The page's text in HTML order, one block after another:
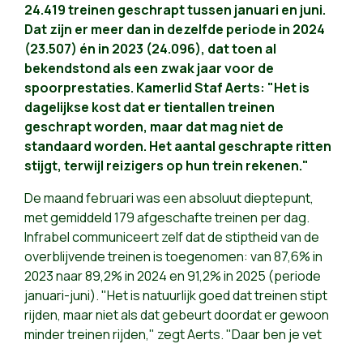
24.419 treinen geschrapt tussen januari en juni.
Dat zijn er meer dan in dezelfde periode in 2024
(23.507) én in 2023 (24.096), dat toen al
bekendstond als een zwak jaar voor de
spoorprestaties. Kamerlid Staf Aerts: "Het is
dagelijkse kost dat er tientallen treinen
geschrapt worden, maar dat mag niet de
standaard worden. Het aantal geschrapte ritten
stijgt, terwijl reizigers op hun trein rekenen."
De maand februari was een absoluut dieptepunt,
met gemiddeld 179 afgeschafte treinen per dag.
Infrabel communiceert zelf dat de stiptheid van de
overblijvende treinen is toegenomen: van 87,6% in
2023 naar 89,2% in 2024 en 91,2% in 2025 (periode
januari-juni). "Het is natuurlijk goed dat treinen stipt
rijden, maar niet als dat gebeurt doordat er gewoon
minder treinen rijden," zegt Aerts. "Daar ben je vet